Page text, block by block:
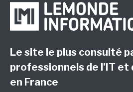
Le site le plus consulté
professionnels de l’IT et
en France